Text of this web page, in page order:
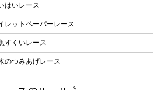
はいレース
レットペーパーレース
すくいレース
のつみあげレース